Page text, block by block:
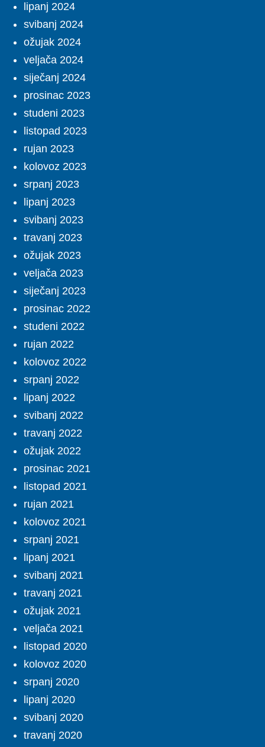
lipanj 2024
svibanj 2024
ožujak 2024
veljača 2024
siječanj 2024
prosinac 2023
studeni 2023
listopad 2023
rujan 2023
kolovoz 2023
srpanj 2023
lipanj 2023
svibanj 2023
travanj 2023
ožujak 2023
veljača 2023
siječanj 2023
prosinac 2022
studeni 2022
rujan 2022
kolovoz 2022
srpanj 2022
lipanj 2022
svibanj 2022
travanj 2022
ožujak 2022
prosinac 2021
listopad 2021
rujan 2021
kolovoz 2021
srpanj 2021
lipanj 2021
svibanj 2021
travanj 2021
ožujak 2021
veljača 2021
listopad 2020
kolovoz 2020
srpanj 2020
lipanj 2020
svibanj 2020
travanj 2020